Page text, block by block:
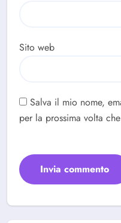
Sito web
Salva il mio nome,
per la prossima volta